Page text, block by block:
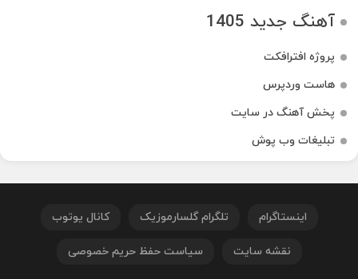
آهنگ جدید 1405
پروژه افترافکت
هاست وردپرس
پخش آهنگ در سایت
تبلیغات وب پوش
اینستاگرام تلگرام گلسارموزیک کانال یوتوب
نقشه سایت سیاست حفظ حریم خصوصی